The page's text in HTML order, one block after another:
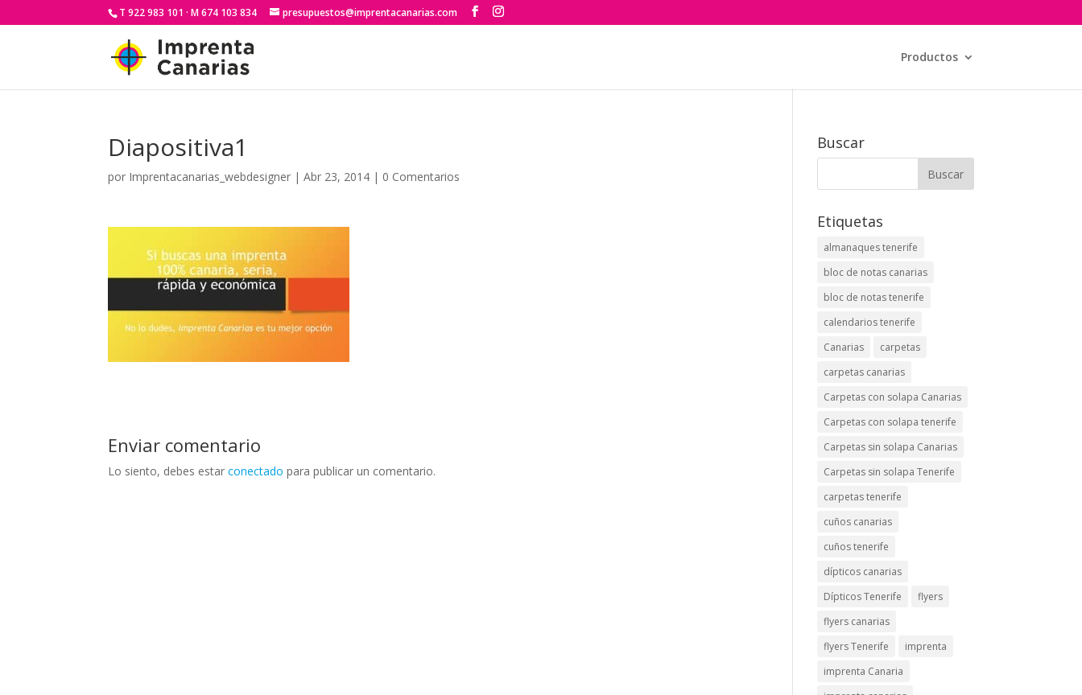
T 922 983 101 · M 674 103 834 presupuestos@imprentacanarias.com
Productos
Diapositiva1
por Imprentacanarias_webdesigner |Abr 23, 2014 | 0 Comentarios
Enviar comentario
Lo siento, debes estarconectado para publicar un comentario.
Buscar
Etiquetas
almanaques tenerife
bloc de notas canarias
bloc de notas tenerife
calendarios tenerife
Canarias
carpetas
carpetas canarias
Carpetas con solapa Canarias
Carpetas con solapa tenerife
Carpetas sin solapa Canarias
Carpetas sin solapa Tenerife
carpetas tenerife
cuños canarias
cuños tenerife
dípticos canarias
Dípticos Tenerife
flyers
flyers canarias
flyers Tenerife
imprenta
imprenta Canaria